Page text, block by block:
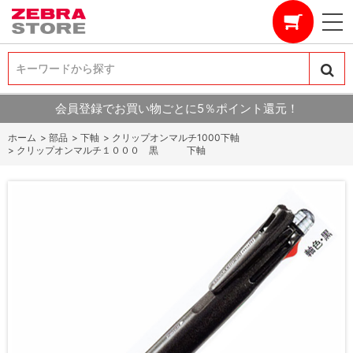
キーワードから探す
キーワードから探す
会員登録でお買い物ごとに5％ポイント還元！
ホーム > 部品 > 下軸 > クリップオンマルチ1000下軸
> クリップオンマルチ１０００ 黒 下軸